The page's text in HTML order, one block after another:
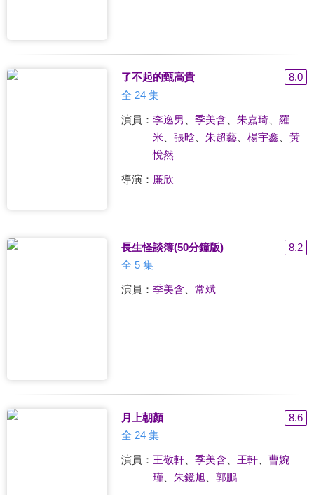
了不起的甄高貴
8.0
全 24 集
演員： 李逸男 季美含 朱嘉琦、 羅
米、 張晗、 朱超藝、 楊宇鑫
黃
悅然
導演： 廉欣
長生怪談簿(50分鐘版)
8.2
全 5 集
演員： 季美含 常斌
月上朝顏
8.6
全 24 集
演員： 王敬軒、 季美含 王軒、 曹婉
瑾、 朱鏡旭、 郭鵬